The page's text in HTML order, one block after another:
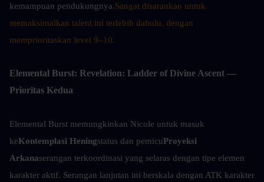
kemampuan pendukungnya.Sangat disarankan untuk
memaksimalkan talent ini terlebih dahulu, dengan
memprioritaskan level 9–10.
Elemental Burst: Revelation: Ladder of Divine Ascent —
Prioritas Kedua
Elemental Burst memungkinkan Nicole untuk masuk
keKontemplasi Heningstatus dan pemicuProyeksi
Arkanaserangan terkoordinasi yang selaras dengan tipe elemen
karakter aktif. Serangan lanjutan ini berskala dengan ATK karakter